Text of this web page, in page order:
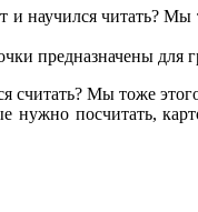
читать? Мы
предназначены для
Мы тоже
посчитать,